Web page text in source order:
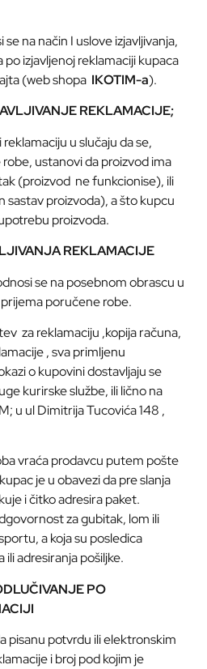
na način I uslove izjavljivanja,
po izjavljenoj reklamaciji kupaca
(web shopa IKOTIM-a).
REKLAMACIJE;
u slučaju da se,
ustanovi da proizvod ima
(proizvod ne funkcionise), ili
sastav proizvoda), a što kupcu
proizvoda.
REKLAMACIJE
se na posebnom obrascu u
poručene robe.
za reklamaciju ,kopija računa,
, sva primljenu
o kupovini dostavljaju se
kurirske službe, ili lično na
u ul Dimitrija Tucovića 148 ,
vraća prodavcu putem pošte
je u obavezi da pre slanja
i čitko adresira paket.
za gubitak, lom ili
a koja su posledica
adresiranja pošiljke.
PO
pisanu potvrdu ili elektronskim
i broj pod kojim je